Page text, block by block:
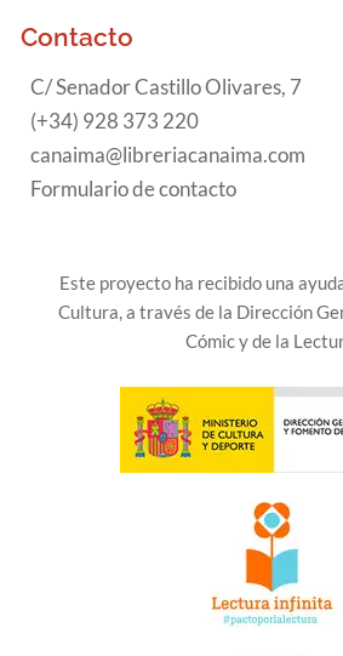
Contacto
C/ Senador Castillo Olivares, 7
(+34) 928 373 220
canaima@libreriacanaima.com
Formulario de contacto
Este proyecto ha recibido una
Cultura, a través de la Dirección
Cómic y de la